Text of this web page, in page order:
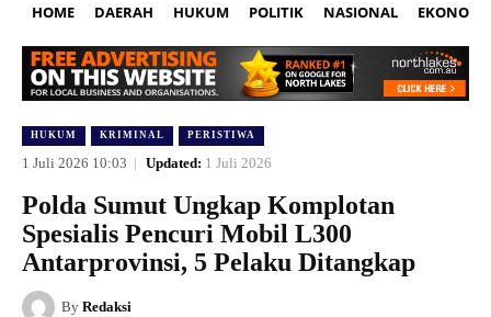
HOME DAERAH HUKUM POLITIK NASIONAL EKONOMI
HUKUM KRIMINAL PERISTIWA
1 Juli 2026 10:03 Updated: 1 Juli 2026
Polda Sumut Ungkap Komplotan
Spesialis Pencuri Mobil L300
Antarprovinsi, 5 Pelaku Ditangkap
By Redaksi